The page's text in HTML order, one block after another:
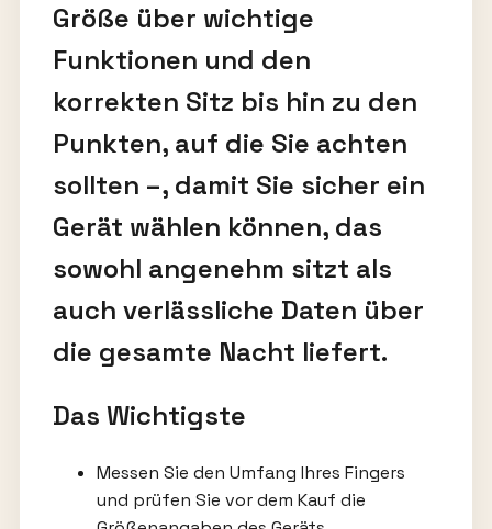
Größe über wichtige
Funktionen und den
korrekten Sitz bis hin zu den
Punkten, auf die Sie achten
sollten –, damit Sie sicher ein
Gerät wählen können, das
sowohl angenehm sitzt als
auch verlässliche Daten über
die gesamte Nacht liefert.
Das Wichtigste
Messen Sie den Umfang Ihres Fingers
und prüfen Sie vor dem Kauf die